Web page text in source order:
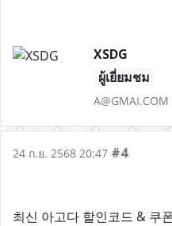
XSDG
ผู้เยี่ยมชม
A@GMAI.COM
24 ก.ย. 2568 20:47 #4
최신 아고다 할인코드 & 쿠